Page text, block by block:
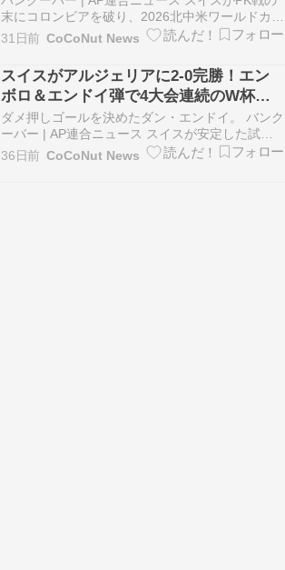
末にコロンビアを破り、2026北中米ワールドカッ
プのベスト8最後のチケットを手にした。 スイス
は8日、カナダのバンクーバー・スタジアムで行
われたコロンビアとの2026国 […]
31日前 CoCoNut News
スイスがアルジェリアに2-0完勝！エン
ボロ＆エンドイ弾で4大会連続のW杯決
勝T進出決定
ダメ押しゴールを決めたダン・エンドイ。 バンク
ーバー | AP連合ニュース スイスが安定した試合
運びでアルジェリアを破り、2026 FIFA北中米ワ
ールドカップのベスト16進出を決めた。 スイス
36日前 CoCoNut News